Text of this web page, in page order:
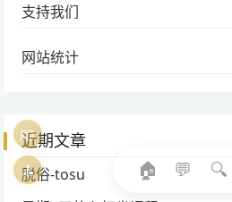
支持我们
网站统计
近期文章
脱俗-tosu
🏠 💬 🔍
📖
🧘